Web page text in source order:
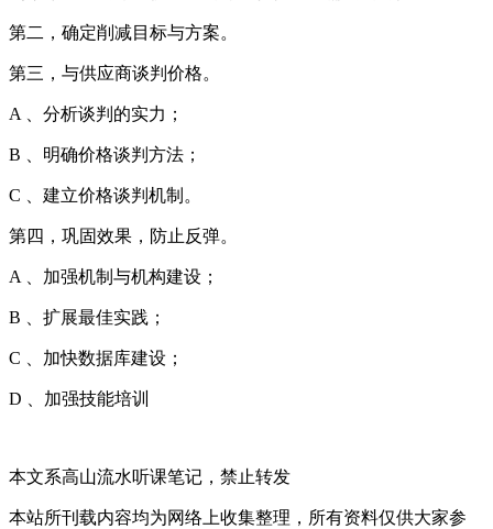
第二，确定削减目标与方案。
第三，与供应商谈判价格。
A 、分析谈判的实力；
B 、明确价格谈判方法；
C 、建立价格谈判机制。
第四，巩固效果，防止反弹。
A 、加强机制与机构建设；
B 、扩展最佳实践；
C 、加快数据库建设；
D 、加强技能培训
本文系高山流水听课笔记，禁止转发
本站所刊载内容均为网络上收集整理，所有资料仅供大家参